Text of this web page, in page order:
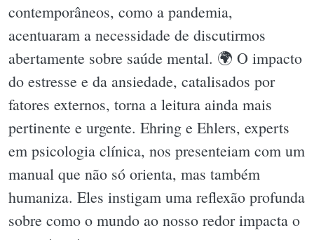
contemporâneos, como a pandemia,
acentuaram a necessidade de discutirmos
abertamente sobre saúde mental. 🌍 O impacto
do estresse e da ansiedade, catalisados por
fatores externos, torna a leitura ainda mais
pertinente e urgente. Ehring e Ehlers, experts
em psicologia clínica, nos presenteiam com um
manual que não só orienta, mas também
humaniza. Eles instigam uma reflexão profunda
sobre como o mundo ao nosso redor impacta o